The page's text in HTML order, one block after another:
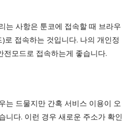
는 사항은 툰코에 접속할 때 브라우
로 접속하는 것입니다. 나의 개인정
전모드로 접속하는게 좋습니다.
는 드물지만 간혹 서비스 이용이 오
니다. 이런 경우 새로운 주소가 확인